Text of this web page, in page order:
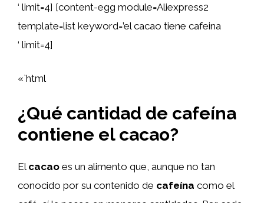
‘ limit=4] [content-egg module=Aliexpress2
template=list keyword=’el cacao tiene cafeina
‘ limit=4]
«`html
¿Qué cantidad de cafeína
contiene el cacao?
El cacao es un alimento que, aunque no tan
conocido por su contenido de cafeína como el